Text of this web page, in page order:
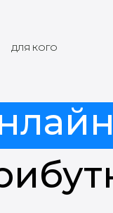
ДЛЯ КОГО